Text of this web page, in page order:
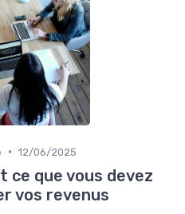
• 12/06/2025
ce que vous devez
vos revenus